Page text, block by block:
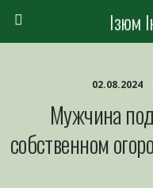
Ізюм
02.08.2024
Мужчина
собственном